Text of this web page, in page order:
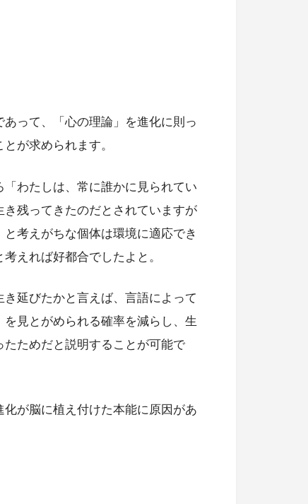
って、「心の理論」を進化に則っ
が求められます。
わたしは、常に誰かに見られてい
残ってきたのだとされていますが
考えがちな個体は環境に適応でき
えれば好都合でしたよと。
き延びたかと言えば、言語によって
見とがめられる確率を減らし、生
ためだと説明することが可能で
が脳に植え付けた本能に原因があ